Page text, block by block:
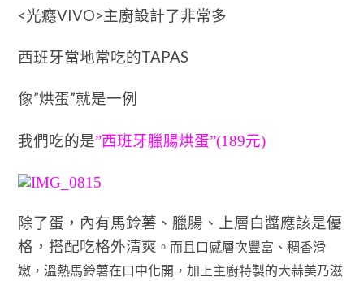
<光癮VIVO>主廚設計了非常多
西班牙當地常吃的TAPAS
像”烘蛋”就是一例
我們吃的是”西班牙臘腸烘蛋”(189元)
除了蛋，內有馬鈴薯、臘腸、上層白醬應該是優
格，搭配吃格外清爽 。而且口感層次豐富、稠香滑
嫩，溫熱馬鈴薯在口中化開，加上主廚特製的大蒜美乃滋